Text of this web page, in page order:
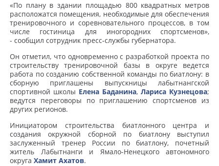
«По плану в здании площадью 800 квадратных метров
расположатся помещения, необходимые для обеспечения
тренировочного и соревновательного процессов, в том
числе гостиница для иногородних спортсменов»,
- сообщил сотрудник пресс-службы губернатора.
Он отметил, что одновременно с разработкой проекта по
строительству тренировочной базы в округе ведется
работа по созданию собственной команды по биатлону: в
сборную приглашены выпускницы лабытнангской
спортивной школы Елена Баданина, Лариса Кузнецова;
ведутся переговоры по приглашению спортсменов из
других регионов.
Инициатором строительства биатлонного центра и
создания окружной сборной по биатлону выступил
заслуженный тренер России по биатлону, почетный
житель Лабытнанги и Ямало-Ненецкого автономного
округа Хамит Ахатов.